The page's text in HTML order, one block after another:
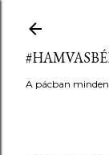
A pácban